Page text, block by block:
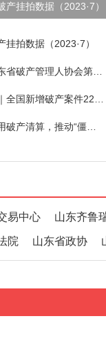
产挂拍数据（2023·7）
挂拍数据（2023·7）
易中心 山东齐鲁
院 山东省政协